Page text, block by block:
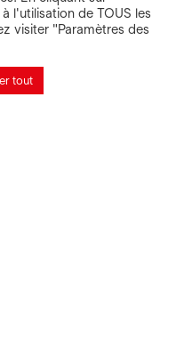
l'utilisation de TOUS les
visiter "Paramètres des
tout